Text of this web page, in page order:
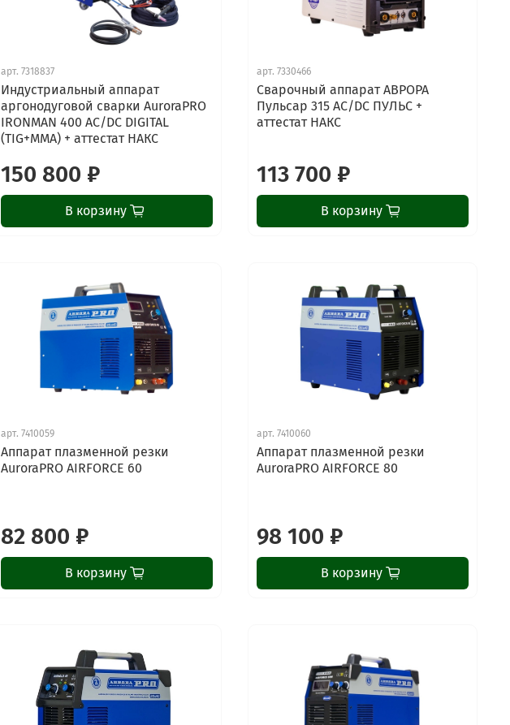
арт.7318837
Индустриальный аппарат
аргонодуговой сварки AuroraPRO
IRONMAN 400 AC/DC DIGITAL
(TIG+MMA) + аттестат НАКС
150 800 ₽
В корзину
арт.7330466
Сварочный аппарат АВРОРА
Пульсар 315 AC/DC ПУЛЬС +
аттестат НАКС
113 700 ₽
В корзину
арт.7410059
Аппарат плазменной резки
AuroraPRO AIRFORCE 60
82 800 ₽
В корзину
арт.7410060
Аппарат плазменной резки
AuroraPRO AIRFORCE 80
98 100 ₽
В корзину